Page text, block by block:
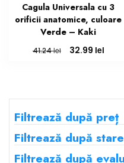
Cagula Universala cu 3
orificii anatomice, culoare
Verde – Kaki
41.24lei
Prețul
41.24 lei.
32.99 leiPrețul
Filtrează după preț
Filtrează după
Filtrează după